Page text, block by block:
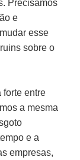
Precisamos
e
esse
sobre o
forte entre
a mesma
e a
empresas,